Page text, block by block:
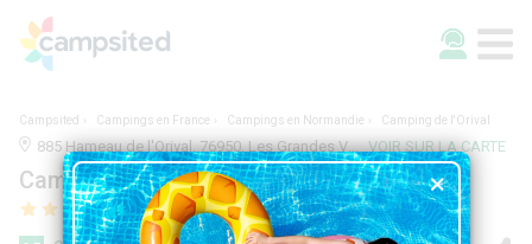
Campsited Campings en France Campings en Normandie Camping de l'Orival
885 Hameau de l'Orival, 76950, Les Grandes Ventes, France | 1.7KM DE LES GRANDES VENTES VOIR SUR LA CARTE
Camping de l'Orival